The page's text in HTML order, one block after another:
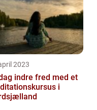
2023
indre fred med et
i